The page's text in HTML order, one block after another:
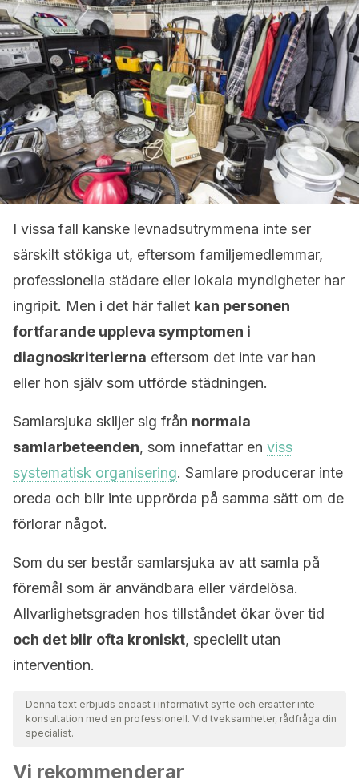
I vissa fall kanske levnadsutrymmena inte ser
särskilt stökiga ut, eftersom familjemedlemmar,
professionella städare eller lokala myndigheter har
ingripit. Men i det här fallet kan personen
fortfarande uppleva symptomen i
diagnoskriterierna eftersom det inte var han
eller hon själv som utförde städningen.
Samlarsjuka skiljer sig från normala
samlarbeteenden, som innefattar en viss
systematisk organisering. Samlare producerar inte
oreda och blir inte upprörda på samma sätt om de
förlorar något.
Som du ser består samlarsjuka av att samla på
föremål som är användbara eller värdelösa.
Allvarlighetsgraden hos tillståndet ökar över tid
och det blir ofta kroniskt, speciellt utan
intervention.
Denna text erbjuds endast i informativt syfte och ersätter inte
konsultation med en professionell. Vid tveksamheter, rådfråga din
specialist.
Vi rekommenderar